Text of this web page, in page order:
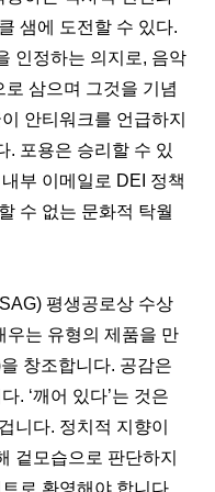
샘에 도전할 수 있다.
인정하는 의지로, 음악
삼으며 그것을 기념
안티워크를 언급하지
. 포용은 승리할 수 있
부 이메일로 DEI 정책
수 없는 문화적 탁월
평생공로상 수상
우는 유형의 제품을 만
창조합니다. 공감은
. ‘깨어 있다’는 것은
니다. 정치적 지향이
겉모습으로 판단하지